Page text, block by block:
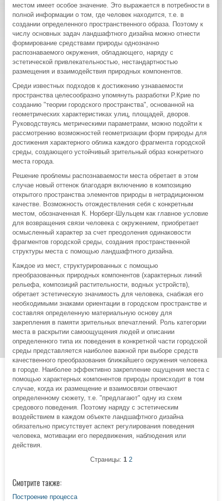
местом имеет особое значение. Это выражается в потребности в
полной информации о том, где человек находится, т.е. в
создании определенного пространственного образа. Поэтому к
числу основных задач ландшафтного дизайна можно отнести
формирование средствами природы однозначно
распознаваемого окружения, обладающего, наряду с
эстетической привлекательностью, нестандартностью
размещения и взаимодействия природных компонентов.
Среди известных подходов к достижению узнаваемости
пространства целесообразно упомянуть разработки Р.Крие по
созданию "теории городского пространства", основанной на
геометрических характеристиках улиц, площадей, дворов.
Руководствуясь метрическими параметрами, можно подойти к
рассмотрению возможностей геометризации форм природы для
достижения характерного облика каждого фрагмента городской
среды, создающего устойчивый зрительный образ конкретного
места города.
Решение проблемы распознаваемости места обретает в этом
случае новый оттенок благодаря включению в композицию
открытого пространства элементов природы в нетрадиционном
качестве. Возможность отождествления себя с конкретным
местом, обозначенная К. Норберг-Шульцем как главное условие
для возвращения связи человека с окружением, приобретает
осмысленный характер за счет преодоления одинаковости
фрагментов городской среды, создания пространственной
структуры места с помощью ландшафтного дизайна.
Каждое из мест, структурированных с помощью
преобразованных природных компонентов (характерных линий
рельефа, композиций растительности, водных устройств),
обретает эстетическую значимость для человека, снабжая его
необходимыми знаками ориентации в городском пространстве и
составляя определенную материальную основу для
закрепления в памяти зрительных впечатлений. Роль категории
места в раскрытии самоощущения людей и описании
определенного типа их поведения в конкретной части городской
среды представляется наиболее важной при выборе средств
качественного преобразования ближайшего окружения человека
в городе. Наиболее эффективно закрепление ощущения места с
помощью характерных компонентов природы происходит в том
случае, когда их размещение и взаимосвязи отвечают
определенному сюжету, т.е. "предлагают" одну из схем
средового поведения. Поэтому наряду с эстетическим
воздействием в каждом объекте ландшафтного дизайна
обязательно присутствует аспект регулирования поведения
человека, мотивации его передвижения, наблюдения или
действия.
Страницы: 1 2
Смотрите также:
Построение процесса